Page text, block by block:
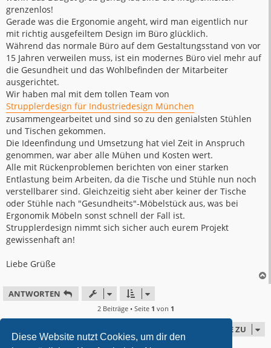
Diese Website nutzt Cookies, um dir den
g
grenzenlos!
Gerade was die Ergonomie angeht, wird man eigentlich nur
mit richtig ausgefeiltem Design im Büro glücklich.
Während das normale Büro auf dem Gestaltungsstand von vor
15 Jahren verweilen muss, ist ein modernes Büro viel mehr auf
die Gesundheit und das Wohlbefinden der Mitarbeiter
ausgerichtet.
Wir haben mal mit dem tollen Team von
Strupplerdesign für Industriedesign München
zusammengearbeitet und sind so zu den genialsten Stühlen
und Tischen gekommen.
Die Ideenfindung und Umsetzung hat viel Zeit in Anspruch
genommen, war aber alle Mühen und Kosten wert.
Alle mit Rückenproblemen berichten von einer starken
Entlastung beim Arbeiten, da die Tische und Stühle nun noch
verstellbarer sind. Gleichzeitig sieht aber keiner der Tische
oder Stühle nach "Gesundheits"-Möbelstück aus, was bei
Ergonomik Möbeln sonst schnell der Fall ist.
Strupplerdesign nimmt sich sicher auch eurem Projekt
gewissenhaft an!
Liebe Grüße
ANTWORTEN
2 Beiträge • Seite 1 von 1
GEHE ZU